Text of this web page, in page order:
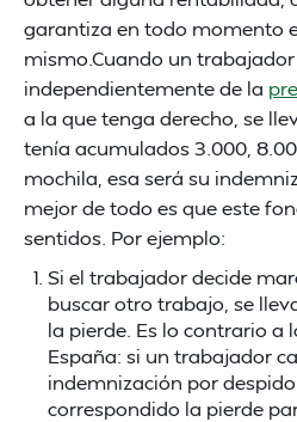
garantiza en todo momento
mismo.Cuando un trabajador
independientemente de la
a la que tenga derecho, se
tenía acumulados 3.000,
mochila, esa será su
mejor de todo es que este
sentidos. Por ejemplo:
Si el trabajador decide
buscar otro trabajo, se
la pierde. Es lo contrario a
España: si un trabajador
indemnización por
correspondido la pierde